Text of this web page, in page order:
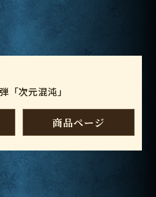
「次元混沌」
商品ページ